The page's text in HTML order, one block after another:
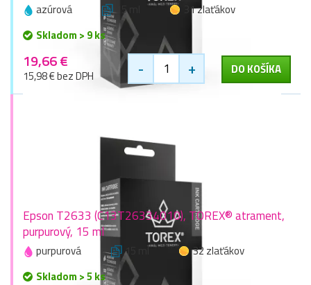
azúrová 15 ml
31 zlaťákov
Skladom > 9 ks
19,66 €
15,98 € bez DPH - + DO KOŠÍKA
Epson T2633 (C13T26334010), TOREX® atrament,
purpurový, 15 ml
purpurová 15 ml
32 zlaťákov
Skladom > 5 ks